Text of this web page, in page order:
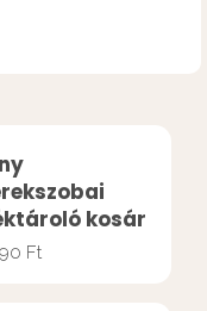
kosár
Ft